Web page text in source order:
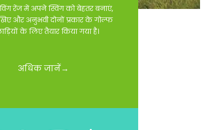
रेंज में अपने स्विंग को बेहतर बनाएं,
और अनुभवी दोनों प्रकार के गोल्फ
के लिए तैयार किया गया है।
अधिक जानें→